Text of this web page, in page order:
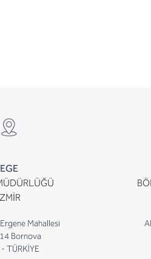
EGE
Mahallesi
Bornova
TÜRKİYE